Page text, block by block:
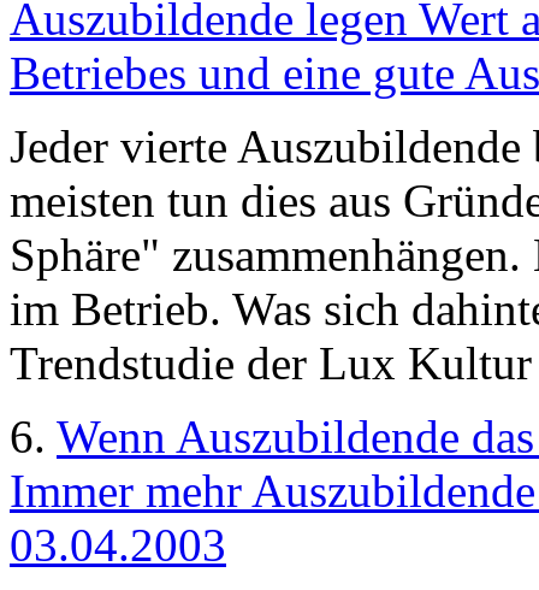
Auszubildende legen Wert
Betriebes und eine gute
Jeder vierte
meisten tun dies aus
Sphäre"
im Betrieb. Was sich
Trendstudie der Lux
6. Wenn Auszubildende
Immer mehr
03.04.2003